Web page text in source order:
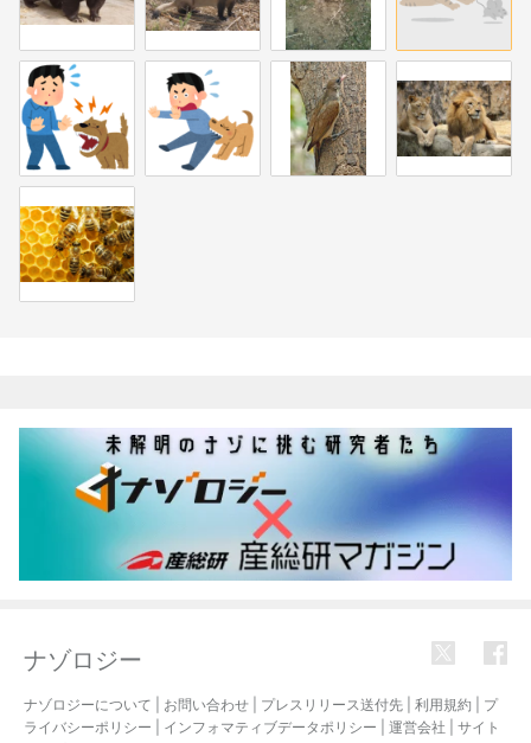
ナゾロジー
ナゾロジーについて お問い合わせ プレスリリース送付先 利用規約
プ
ライバシーポリシー
インフォマティブデータポリシー 運営会社
サイト